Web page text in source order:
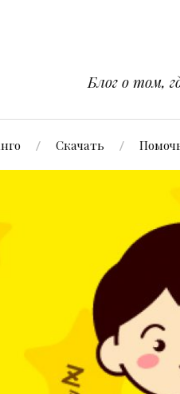
Блог о том,
Скачать